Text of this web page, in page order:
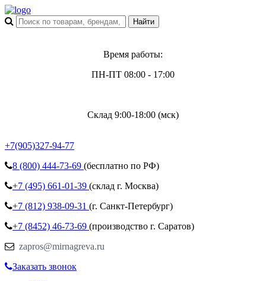
Время работы:
ПН-ПТ 08:00 - 17:00
Склад 9:00-18:00 (мск)
+7(905)327-94-77
8 (800) 444-73-69 (бесплатно по РФ)
+7 (495) 661-01-39 (склад г. Москва)
+7 (812) 938-09-31 (г. Санкт-Петербург)
+7 (8452) 46-73-69 (производство г. Саратов)
zapros@mirnagreva.ru
Заказать звонок